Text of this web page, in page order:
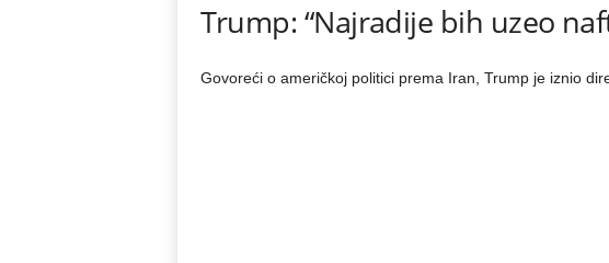
Trump: “Najradije bih uzeo
Govoreći o američkoj politici prema Iran, Trump je iznio